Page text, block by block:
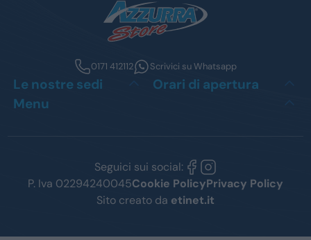
0171 412112 Scrivici su Whatsapp
Le nostre sedi
Orari di apertura
Menu
Seguici sui social:
P. Iva 02294240045Cookie PolicyPrivacy Policy
Sito creato da etinet.it